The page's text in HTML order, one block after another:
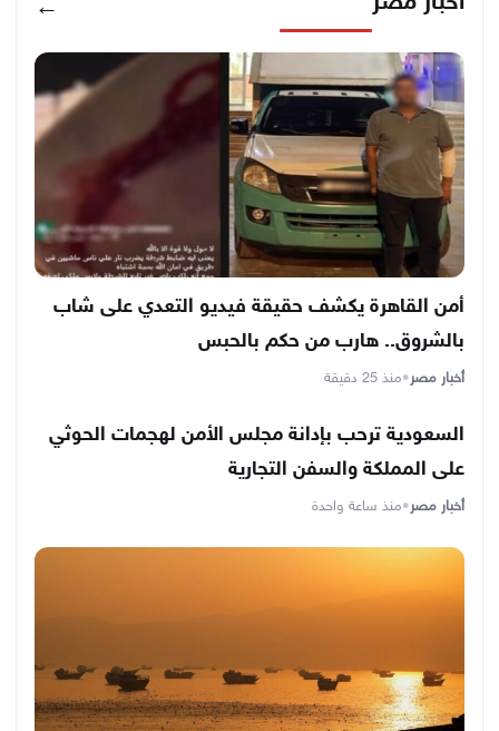
←
أمن القاهرة يكشف حقيقة فيديو التعدي على شاب
بالشروق.. هارب من حكم بالحبس
أخبار مصر•منذ 25 دقيقة
السعودية ترحب بإدانة مجلس الأمن لهجمات الحوثي
على المملكة والسفن التجارية
أخبار مصر•منذ ساعة واحدة